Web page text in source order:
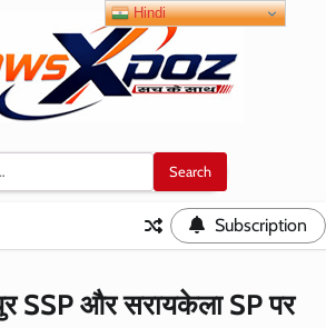
Subscription
SSP और सरायकेला SP पर
Hindi